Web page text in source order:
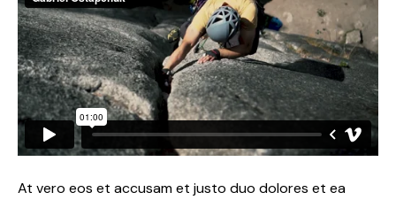
At vero eos et accusam et justo duo dolores et ea